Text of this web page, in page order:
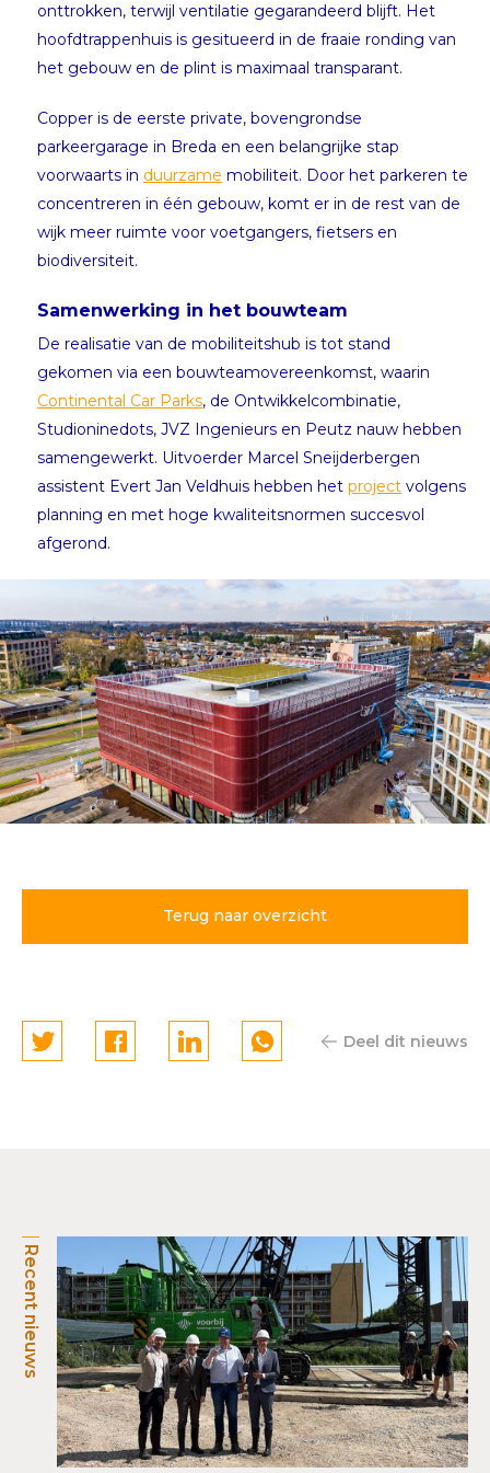
onttrokken, terwijl ventilatie gegarandeerd blijft. Het
hoofdtrappenhuis is gesitueerd in de fraaie ronding van
het gebouw en de plint is maximaal transparant.
Copper is de eerste private, bovengrondse
parkeergarage in Breda en een belangrijke stap
voorwaarts in duurzame mobiliteit. Door het parkeren te
concentreren in één gebouw, komt er in de rest van de
wijk meer ruimte voor voetgangers, fietsers en
biodiversiteit.
Samenwerking in het bouwteam
De realisatie van de mobiliteitshub is tot stand
gekomen via een bouwteamovereenkomst, waarin
Continental Car Parks, de Ontwikkelcombinatie,
Studioninedots, JVZ Ingenieurs en Peutz nauw hebben
samengewerkt. Uitvoerder Marcel Sneijderbergen
assistent Evert Jan Veldhuis hebben het project volgens
planning en met hoge kwaliteitsnormen succesvol
afgerond.
Breda
Terug naar overzicht
Deel dit nieuws
Recent nieuws